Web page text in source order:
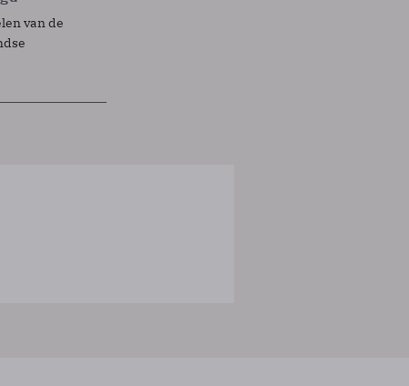
van de